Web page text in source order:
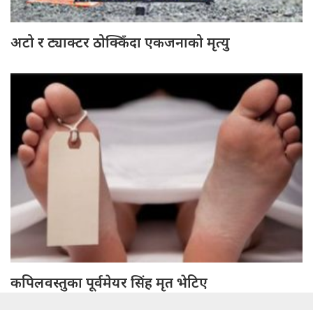
अटो र ट्याक्टर ठोक्किँदा एकजनाको मृत्यु
कपिलवस्तुका पूर्वमेयर सिंह मृत भेटिए